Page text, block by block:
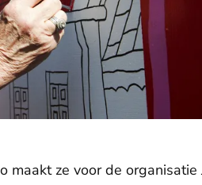
ze voor de organisatie